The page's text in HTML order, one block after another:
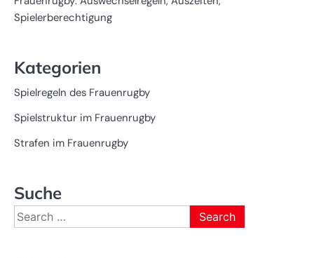
Spielerberechtigung
Kategorien
Spielregeln des Frauenrugby
Spielstruktur im Frauenrugby
Strafen im Frauenrugby
Suche
Search
for: